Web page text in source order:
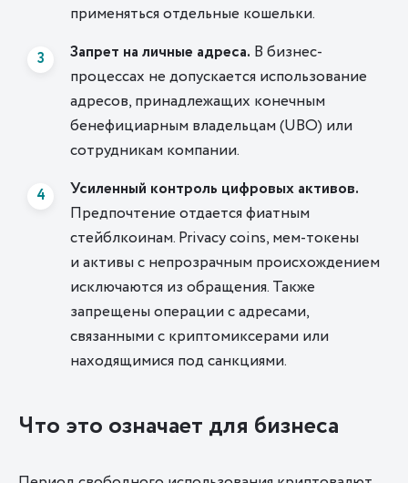
применяться отдельные кошельки.
Запрет на личные адреса. В бизнес-
процессах не допускается использование
адресов, принадлежащих конечным
бенефициарным владельцам(UBO) или
сотрудникам компании.
Усиленный контроль цифровых активов.
Предпочтение отдается фиатным
стейблкоинам. Privacy coins, мем-токены
и активы с непрозрачным происхождением
исключаются из обращения. Также
запрещены операции с адресами,
связанными с криптомиксерами или
находящимися под санкциями.
Что это означает для бизнеса